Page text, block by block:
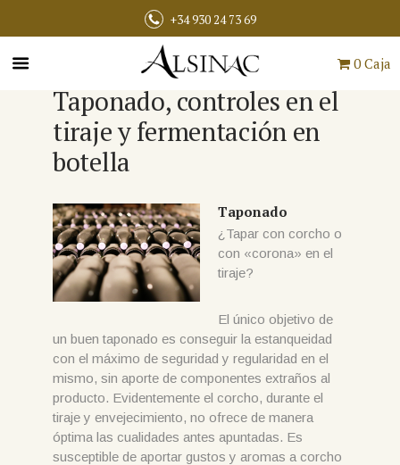
+34 930 24 73 69
0 Caja
Taponado, controles en el
tiraje y fermentación en
botella
Taponado
¿Tapar con corcho o
con «corona» en el
tiraje?
El único objetivo de
un buen taponado es conseguir la estanqueidad
con el máximo de seguridad y regularidad en el
mismo, sin aporte de componentes extraños al
producto. Evidentemente el corcho, durante el
tiraje y envejecimiento, no ofrece de manera
óptima las cualidades antes apuntadas. Es
susceptible de aportar gustos y aromas a corcho